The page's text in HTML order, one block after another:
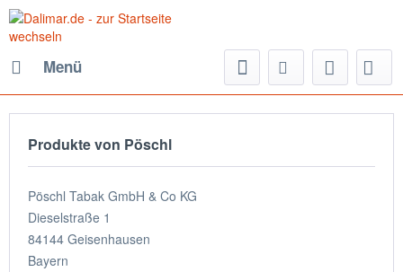
Menü
Produkte von Pöschl
Pöschl Tabak GmbH & Co KG
Dieselstraße 1
84144 Geisenhausen
Bayern